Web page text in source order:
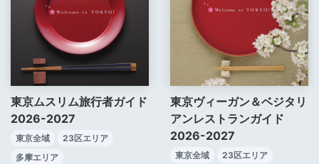
東京ムスリム旅行者ガイド
2026-2027
東京全域
23区エリア
多摩エリア
東京ヴィーガン＆ベジタリ
アンレストランガイド
2026-2027
東京全域
23区エリア